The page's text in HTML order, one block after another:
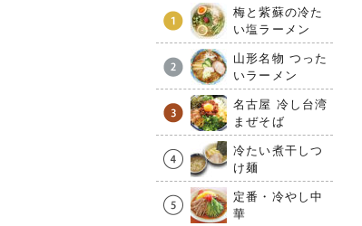
梅と紫蘇の冷た
い塩ラーメン
山形名物 つった
いラーメン
名古屋 冷し台湾
まぜそば
冷たい煮干しつ
け麺
定番・冷やし中
華